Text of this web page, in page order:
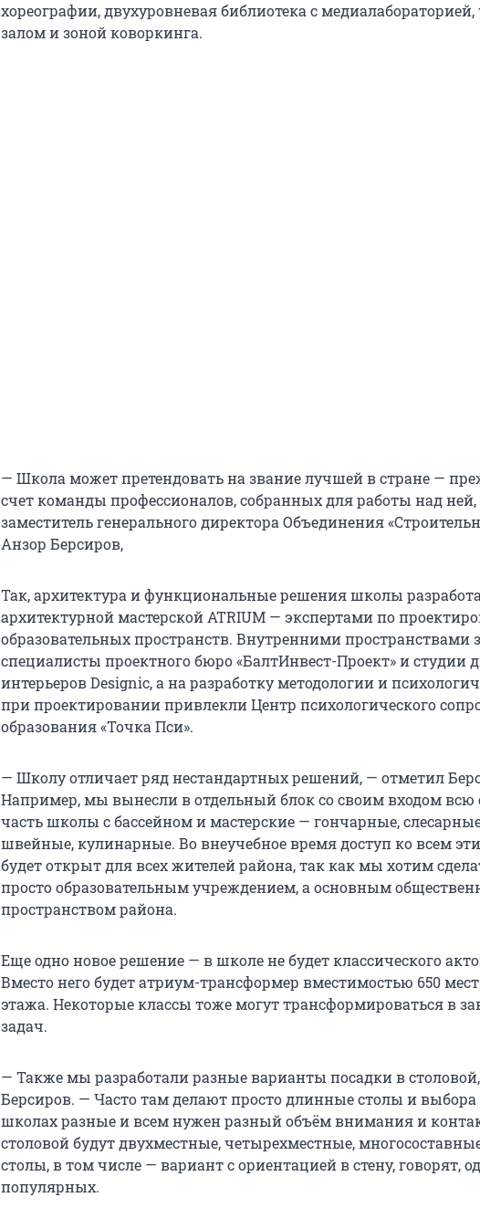
хореографии, двухуровневая библиотека с
залом и зоной коворкинга.
— Школа может претендовать на звание лучшей в стране —
счет команды профессионалов, собранных для работы над ней,
заместитель генерального директора Объединения
Анзор Берсиров,
Так, архитектура и функциональные решения школы
архитектурной мастерской ATRIUM — экспертами по
образовательных пространств. Внутренними пространствами
специалисты проектного бюро «БалтИнвест-Проект» и студии
интерьеров Designic, а на разработку методологии и
при проектировании привлекли Центр психологического
образования «Точка Пси».
— Школу отличает ряд нестандартных решений, — отметил
Например, мы вынесли в отдельный блок со своим входом всю
часть школы с бассейном и мастерские — гончарные,
швейные, кулинарные. Во внеучебное время доступ ко всем
будет открыт для всех жителей района, так как мы хотим
просто образовательным учреждением, а основным
пространством района.
Еще одно новое решение — в школе не будет классического
Вместо него будет атриум-трансформер вместимостью 650
этажа. Некоторые классы тоже могут трансформироваться в
задач.
— Также мы разработали разные варианты посадки в
Берсиров. — Часто там делают просто длинные столы и выбора
школах разные и всем нужен разный объём внимания и
столовой будут двухместные, четырехместные,
столы, в том числе — вариант с ориентацией в стену, говорят,
популярных.